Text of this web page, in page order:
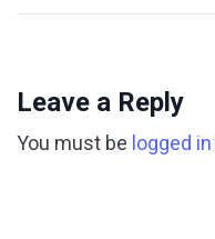
Leave a Reply
You must be logged in